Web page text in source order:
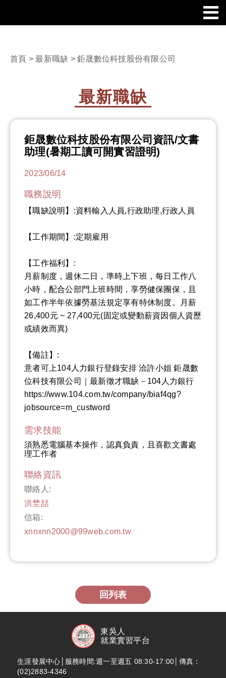
首頁 >最新職缺 > 鉅晟數位科技股份有限公司
最新職缺
鉅晟數位科技股份有限公司資訊/文書
助理(暑期工讀可開實習證明)
2023/06/14
職務說明
【職缺說明】:資料輸入人員,行政助理,行政人員
【工作期間】:定期雇用
【工作福利】:
月薪制度，週休二日，準時上下班，每日工作八
小時，配合公部門上班時間，享勞健保團保，且
如工作半年依據勞基法規定享有特休制度。月薪
26,400元 ~ 27,400元(固定或變動薪資因個人資歷
或績效而異)
【備註】:
意者可上104人力銀行登錄安排 洽許小姐 鉅晟數
位科技有限公司｜最新徵才職缺－104人力銀行
https://www.104.com.tw/company/biaf4qg?
jobsource=m_custword
需求技能
須熟悉電腦基本操作，認真負責，且喜歡文書處
理工作者
聯絡資訊
聯絡人:
洪埜喆
信箱:
xnnxnn2000@99web.com.tw
回列表
東吳人
就業實習平台
生涯發展中心│服務時間:週一至週五 08:30-17:00│傳真：
(02)2883-4346